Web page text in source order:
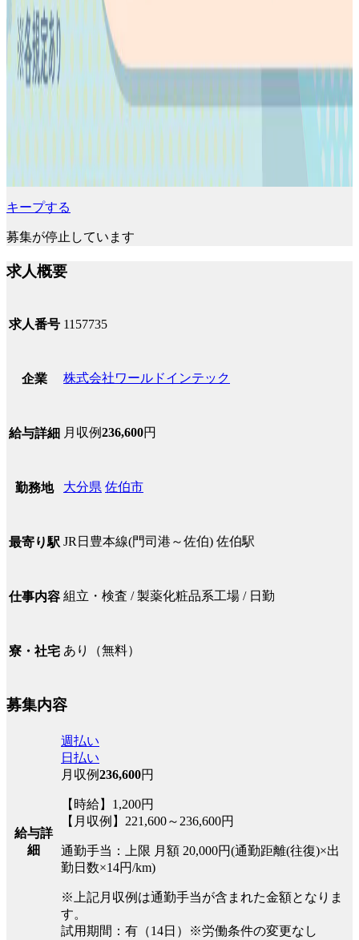
キープする
募集が停止しています
求人概要
求人番号 1157735
企業 株式会社ワールドインテック
給与詳細 月収例236,600円
勤務地 大分県 佐伯市
最寄り駅 JR日豊本線(門司港～佐伯) 佐伯駅
仕事内容 組立・検査 / 製薬化粧品系工場 / 日勤
寮・社宅 あり（無料）
募集内容
給与詳
細
週払い
日払い
月収例236,600円
【時給】1,200円
【月収例】221,600～236,600円
通勤手当：上限 月額 20,000円(通勤距離(往復)×出
勤日数×14円/km)
※上記月収例は通勤手当が含まれた金額となりま
す。
試用期間：有（14日）※労働条件の変更なし